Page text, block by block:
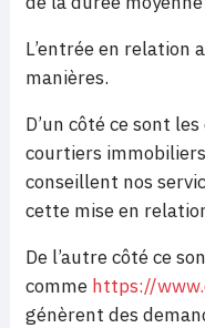
L’entrée en relation
manières.
D’un côté ce sont
courtiers
conseillent nos
cette mise en
De l’autre côté ce
comme https://
génèrent des